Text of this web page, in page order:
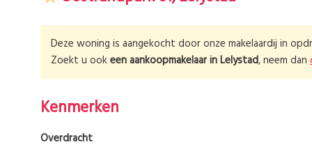
Deze woning is aangekocht door onze makelaardij in
Zoekt u ookeen aankoopmakelaar inLelystad, neem dan
Kenmerken
Overdracht